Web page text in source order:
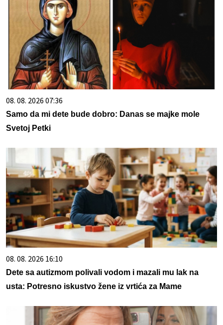
08. 08. 2026 07:36
Samo da mi dete bude dobro: Danas se majke mole
Svetoj Petki
08. 08. 2026 16:10
Dete sa autizmom polivali vodom i mazali mu lak na
usta: Potresno iskustvo žene iz vrtića za Mame